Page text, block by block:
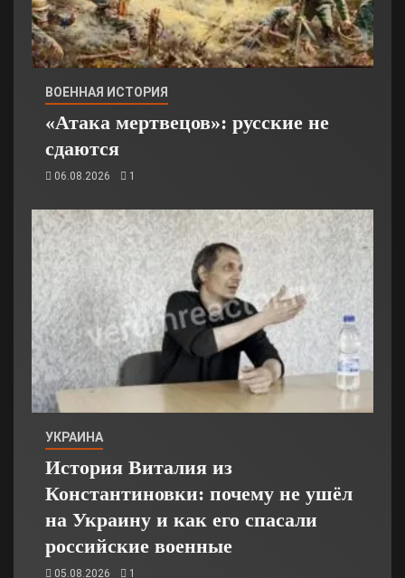
ВОЕННАЯ ИСТОРИЯ
«Атака мертвецов»: русские не
сдаются
06.08.2026 1
УКРАИНА
История Виталия из
Константиновки: почему не ушёл
на Украину и как его спасали
российские военные
05.08.2026 1